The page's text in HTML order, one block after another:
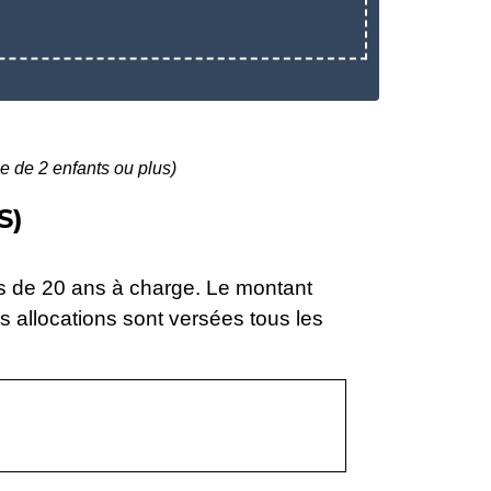
de 2 enfants ou plus)
de 20 ans à charge. Le montant
allocations sont versées tous les